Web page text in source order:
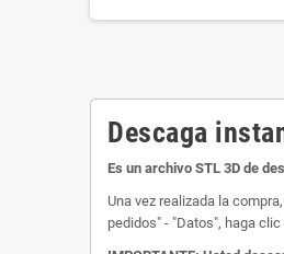
Descaga
Es un archivo STL 3D de
Una vez realizada la
pedidos" - "Datos", haga